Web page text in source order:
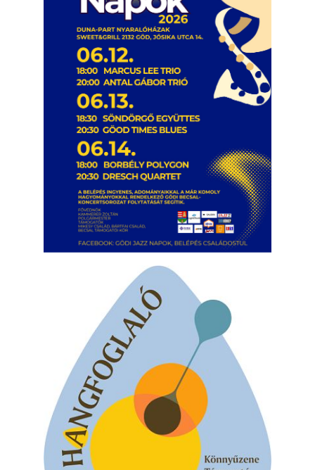
2026-os jazzfesztiválok, amelyekről én is
tudok… 19. rész: XXXI. Szoboszlói
Dixieland Napok (Hajdúszoboszló – 2026.
augusztus 21-22-23.)
2026. augusztus 08.
Jazz-rock albumok 1986-ból - Shakatak
„Into the Blue”
2026. augusztus 08.
Fusio Group feat. Kertész Erika "New
Visions" lemezbemutató koncert
2026. augusztus 07.
Jazz-rock albumok 1985-ből - Issei Noro
„Sweet Sphere”
2026. augusztus 07.
Jazz-rock albumok 1984-ből - John Scofield
2026. augusztus 06.
X. BOHÉM JAZZFŐVÁROS fesztivál,
Kecskemét, 2026. augusztus 6-9.: 4 nap, 4
színpad, 10 ország zenészei, 40 óra zene és
2026. augusztus 05.
Magyar Jazz ABC – 541. rész: Juhász
Márton
2026. augusztus 05.
Jazz-rock albumok 1983-ból - John Scofield
„Out like a Light”
2026. augusztus 05.